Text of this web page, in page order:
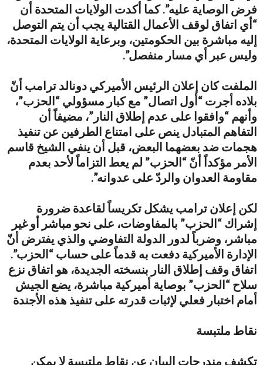
فرض الوصاية عليه”. كما أكدت الولايات المتحدة أن
“أي اتفاق لوقف الأعمال القتالية يجب أن يتم التوصل
إليه مباشرة بين الحكومتين، وبرعاية الولايات المتحدة،
وليس عبر أي مسار منفصل”.
الملفت كان إعلان الرئيس الأميركي دونالد ترامب أنّ
بلاده أجرت “أول اتصال” مع كبار مسؤولي “الحزب”،
وأنهم “وافقوا على عدم إطلاق النار”، مضيفاً أن
التفاهم المتبادل ينص على امتناع الطرفين عن تنفيذ
هجمات ضد بعضهما البعض، قبل أن ينفي الشيخ قاسم
الأمر مؤكداً أنّ “الحزب” لم يعط التزاماً لأحد بعدم
مقاومة العدوان والردّ على عدوانه”.
لكن إعلان ترامب يشكل تكريساً لقاعدة ضرورة
إشراك “الحزب” بالمفاوضات، على نحو مباشر أو غير
مباشر، وضرباً لدور الدولة التفاوضي والذي يفترض أنّ
الإدارة الأميركية دفعت به قدماً على حساب “الحزب”.
اتفاق وقف إطلاق النار بنسخته الجديدة، هو اتفاق نزع
سلاح “الحزب” بوصاية أميركية مباشرة، يضع الجيش
أمام اختبار فعلي لإثبات قدرته على تنفيذ هذه الأجندة
نقاط ملتبسة
تكشف مندرجات البيان عن نقاط ملتبسة لا يمكن